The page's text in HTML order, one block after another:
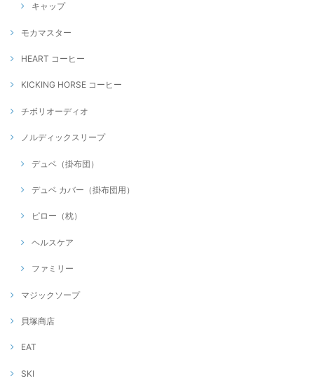
キャップ
モカマスター
HEART コーヒー
KICKING HORSE コーヒー
チボリオーディオ
ノルディックスリープ
デュベ（掛布団）
デュベ カバー（掛布団用）
ピロー（枕）
ヘルスケア
ファミリー
マジックソープ
貝塚商店
EAT
SKI